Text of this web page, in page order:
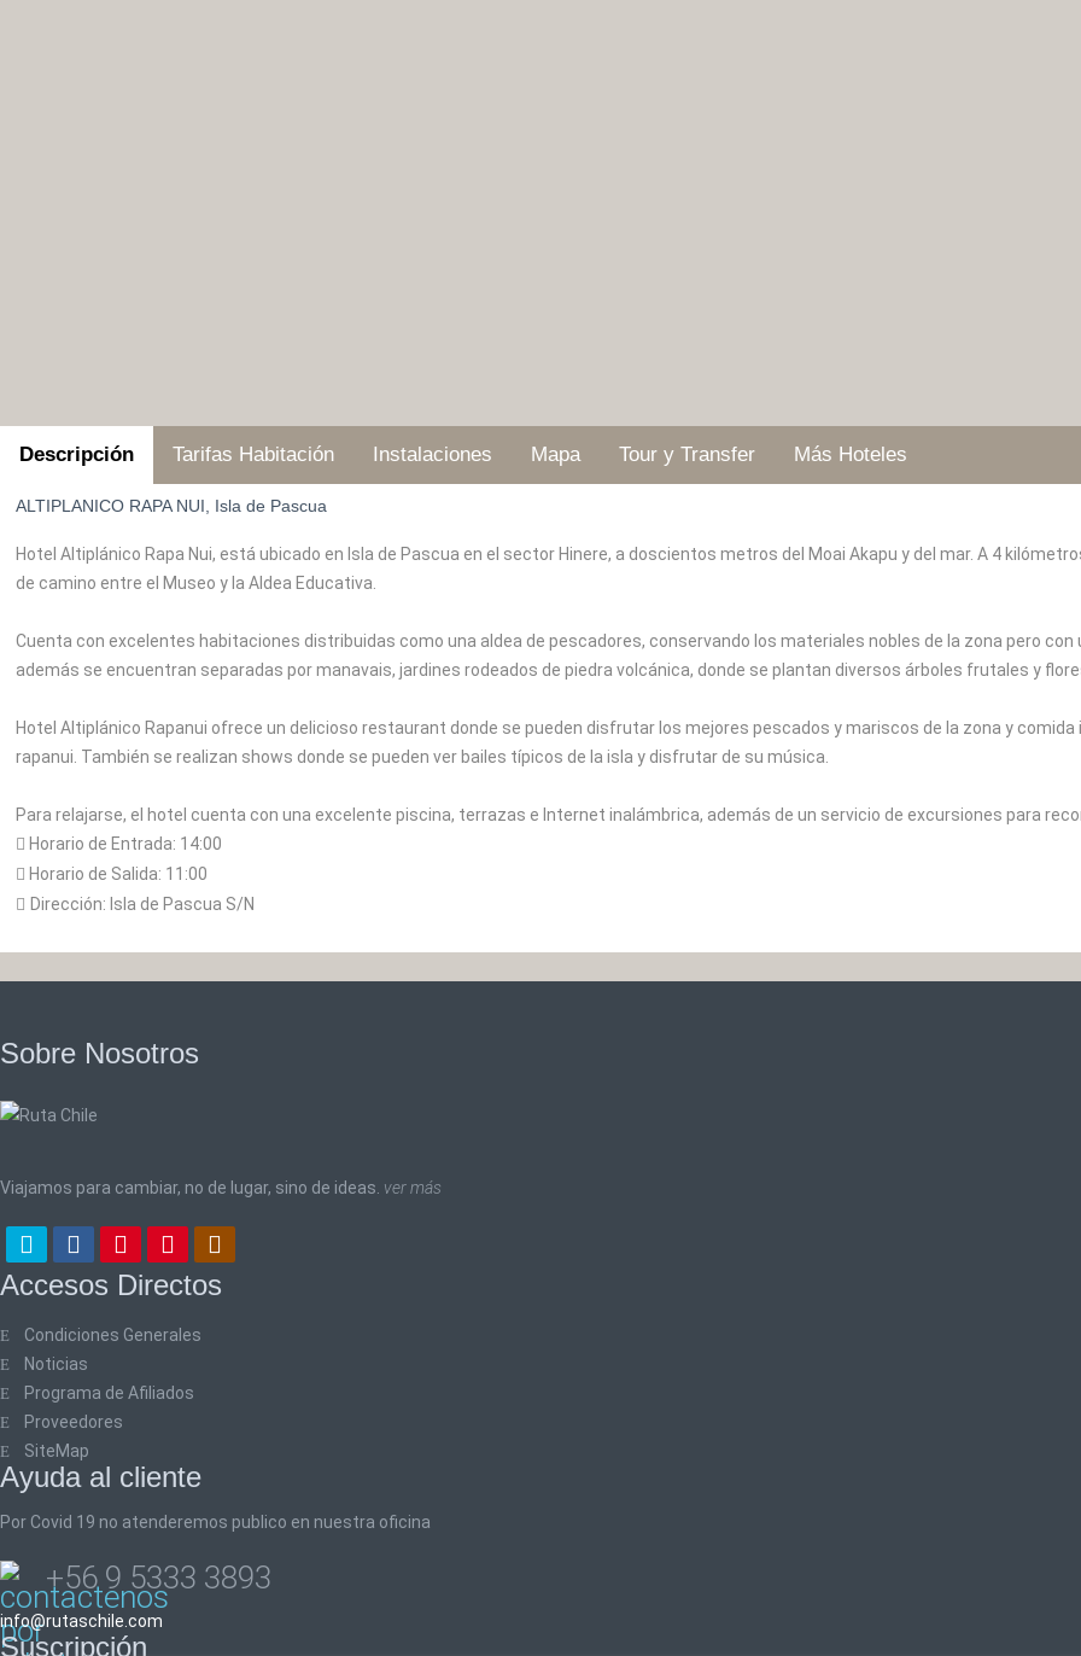
Descripción Tarifas Habitación Instalaciones Mapa Tour y Transfer Más Hoteles
ALTIPLANICO RAPA NUI, Isla de Pascua
Hotel Altiplánico Rapa Nui, está ubicado en Isla de Pascua en el sector Hinere, a doscientos metros del Moai Akapu y del mar. A 4
de camino entre el Museo y la Aldea Educativa.
Cuenta con excelentes habitaciones distribuidas como una aldea de pescadores, conservando los materiales nobles de la zona pero
además se encuentran separadas por manavais, jardines rodeados de piedra volcánica, donde se plantan diversos árboles frutales y
Hotel Altiplánico Rapanui ofrece un delicioso restaurant donde se pueden disfrutar los mejores pescados y mariscos de la zona y
rapanui. También se realizan shows donde se pueden ver bailes típicos de la isla y disfrutar de su música.
Para relajarse, el hotel cuenta con una excelente piscina, terrazas e Internet inalámbrica, además de un servicio de excursiones para
Horario de Entrada: 14:00
Horario de Salida: 11:00
Dirección: Isla de Pascua S/N
Sobre Nosotros
Viajamos para cambiar, no de lugar, sino de ideas. ver más
Accesos Directos
Condiciones Generales
Noticias
Programa de Afiliados
Proveedores
SiteMap
Ayuda al cliente
Por Covid 19 no atenderemos publico en nuestra oficina
+56 9 5333 3893
info@rutaschile.com
Suscripción